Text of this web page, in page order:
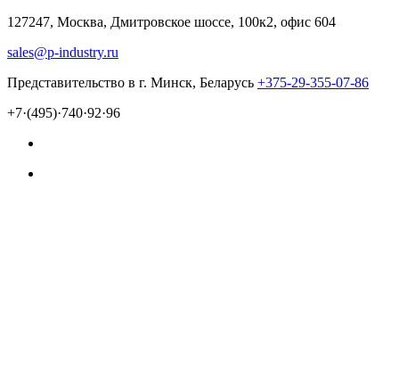
127247, Москва, Дмитровское шоссе, 100к2, офис 604
sales@p-industry.ru
Представительство в г. Минск, Беларусь +375-29-355-07-86
+7·(495)·740·92·96